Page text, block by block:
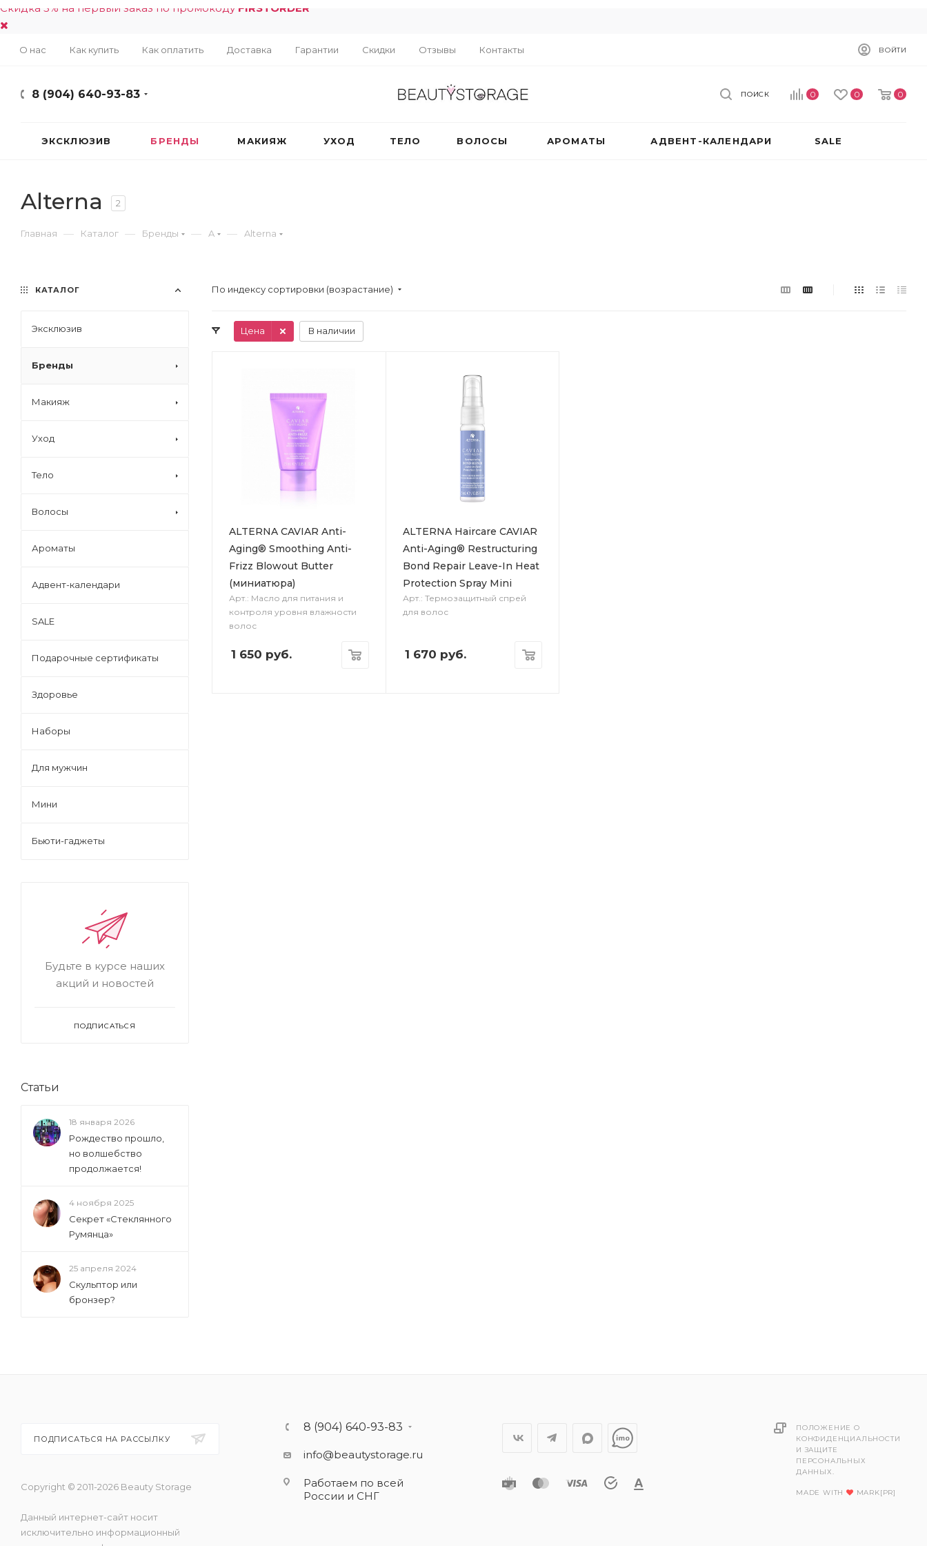
Скидка 5% на первый заказ по промокоду FIRSTORDER
О нас Как купить Как оплатить Доставка Гарантии Скидки Отзывы Контакты ВОЙТИ
8 (904) 640-93-83 0 0 0
ПОИСК
ЭКСКЛЮЗИВ БРЕНДЫ МАКИЯЖ УХОД ТЕЛО ВОЛОСЫ АРОМАТЫ АДВЕНТ-КАЛЕНДАРИ SALE
Alterna 2
Главная — Каталог — Бренды — A — Alterna
По индексу сортировки (возрастание)
Цена В наличии
ALTERNA CAVIAR Anti-
Aging® Smoothing Anti-
Frizz Blowout Butter
(миниатюра)
Арт.: Масло для питания и
контроля уровня влажности
волос
1 650 руб.
ALTERNA Haircare CAVIAR
Anti-Aging® Restructuring
Bond Repair Leave-In Heat
Protection Spray Mini
Арт.: Термозащитный спрей
для волос
1 670 руб.
КАТАЛОГ
Эксклюзив
Бренды
Макияж
Уход
Тело
Волосы
Ароматы
Адвент-календари
SALE
Подарочные сертификаты
Здоровье
Наборы
Для мужчин
Мини
Бьюти-гаджеты
Будьте в курсе наших
акций и новостей
ПОДПИСАТЬСЯ
Статьи
18 января 2026
Рождество прошло,
но волшебство
продолжается!
4 ноября 2025
Секрет «Стеклянного
Румянца»
25 апреля 2024
Скульптор или
бронзер?
ПОДПИСАТЬСЯ НА РАССЫЛКУ
Copyright © 2011-2026 Beauty Storage
Данный интернет-сайт носит
исключительно информационный
8 (904) 640-93-83
info@beautystorage.ru
Работаем по всей
России и СНГ
ПОЛОЖЕНИЕ О
КОНФИДЕНЦИАЛЬНОСТИ
И ЗАЩИТЕ
ПЕРСОНАЛЬНЫХ
ДАННЫХ.
MADE WITH MARK[PR]